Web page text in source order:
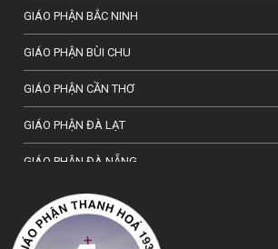
GIÁO PHẬN BẮC NINH
GIÁO PHẬN BÙI CHU
GIÁO PHẬN CẦN THƠ
GIÁO PHẬN ĐÀ LẠT
GIÁO PHẬN ĐÀ NẴNG
TỔNG GIÁO PHẬN HÀ NỘI
GIÁO PHẬN HẢI PHÒNG